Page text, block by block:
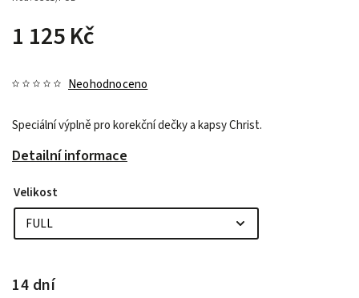
1 125 Kč
Neohodnoceno
Speciální výplně pro korekční dečky a kapsy Christ.
Detailní informace
Velikost
14 dní